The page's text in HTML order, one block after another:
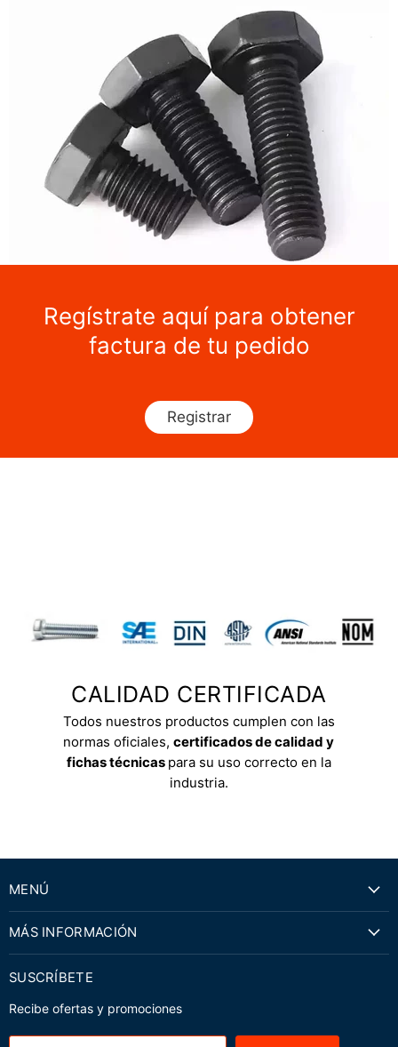
Regístrate aquí para obtener
factura de tu pedido
Registrar
CALIDAD CERTIFICADA
Todos nuestros productos cumplen con las
normas oficiales,certificados de calidad y
fichas técnicas para su uso correcto en la
industria.
MENÚ
MÁS INFORMACIÓN
SUSCRÍBETE
Recibe ofertas y promociones